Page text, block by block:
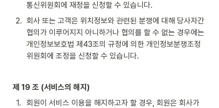
통신위원회에 재정을 신청할 수 있습니다.
2. 회사 또는 고객은 위치정보와 관련된 분쟁에 대해 당사자간
협의가 이루어지지 아니하거나 협의를 할 수 없는 경우에는
개인정보보호법 제43조의 규정에 의한 개인정보분쟁조정
위원회에 조정을 신청할 수 있습니다.
제 19 조 (서비스의 해지)
1.
회원이 서비스 이용을 해지하고자 할 경우, 회원은 회사가